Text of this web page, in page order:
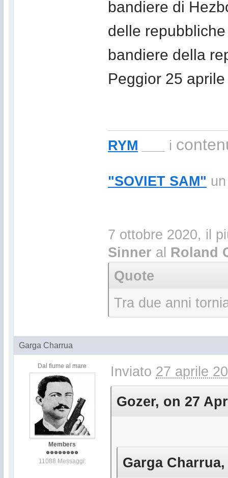
bandiere di
delle
bandiere della
Peggior 25
RYM i
"SOVIET SAM"
7 ottobre 2020, il
Sinner al Roland
Quote
Tra due anni
Garga Charrua
Dal fiume al mare
Members
11088 Messaggi:
Inviato 27 aprile
Gozer, on 27
Garga